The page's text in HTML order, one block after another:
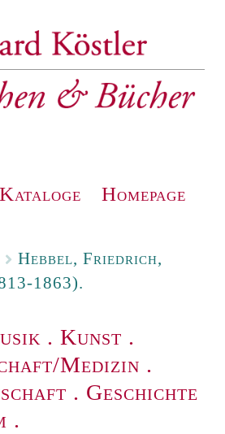
Kataloge Homepage
Hebbel, Friedrich,
1863).
. Kunst .
Medizin .
. Geschichte
.